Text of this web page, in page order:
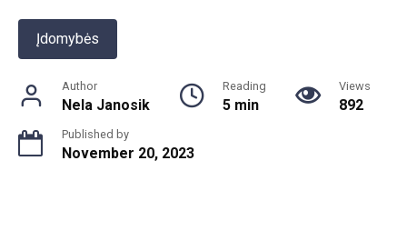
Įdomybės
Author
Nela Janosik
Reading
5 min
Views
892
Published by
November 20, 2023